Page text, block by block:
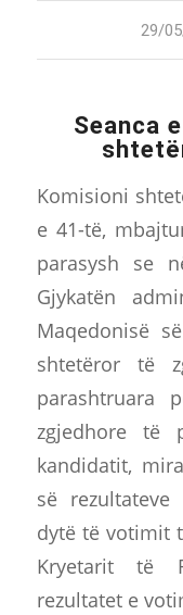
29//
Seanca
Komisioni
e 41-të,
parasysh se
Gjykatën
Maqedonisë
shtetëror të
parashtruara
zgjedhore të
kandidatit,
së
dytë të votimit
Kryetarit të
rezultatet e